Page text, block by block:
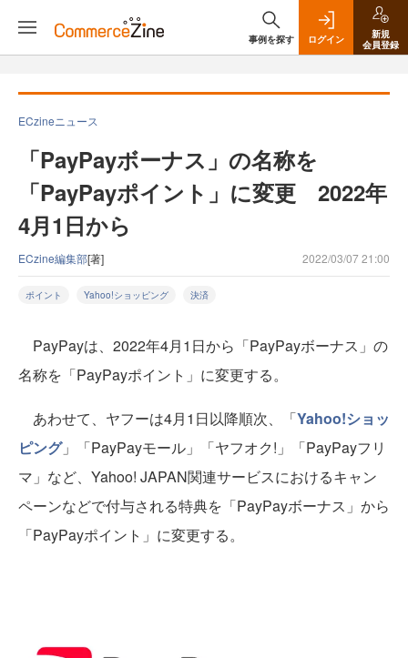
事例を探す ログイン
新規
会員登録
ECzineニュース
「PayPayボーナス」の名称を
「PayPayポイント」に変更 2022年
4月1日から
ECzine編集部[著] 2022/03/07 21:00
ポイント Yahoo!ショッピング 決済
PayPayは、2022年4月1日から「PayPayボーナス」の
名称を「PayPayポイント」に変更する。
あわせて、ヤフーは4月1日以降順次、「Yahoo!ショッ
ピング」「PayPayモール」「ヤフオク!」「PayPayフリ
マ」など、Yahoo! JAPAN関連サービスにおけるキャン
ペーンなどで付与される特典を「PayPayボーナス」から
「PayPayポイント」に変更する。